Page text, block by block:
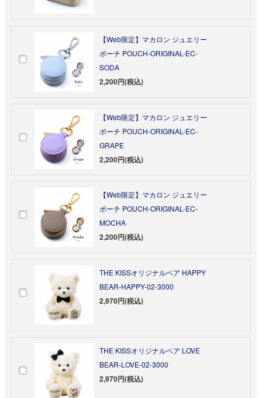
【Web限定】マカロン ジュエリー
ポーチ POUCH-ORIGINAL-EC-
SODA
2,200円(税込)
【Web限定】マカロン ジュエリー
ポーチ POUCH-ORIGINAL-EC-
GRAPE
2,200円(税込)
【Web限定】マカロン ジュエリー
ポーチ POUCH-ORIGINAL-EC-
MOCHA
2,200円(税込)
THE KISSオリジナルベア HAPPY
BEAR-HAPPY-02-3000
2,970円(税込)
THE KISSオリジナルベア LOVE
BEAR-LOVE-02-3000
2,970円(税込)